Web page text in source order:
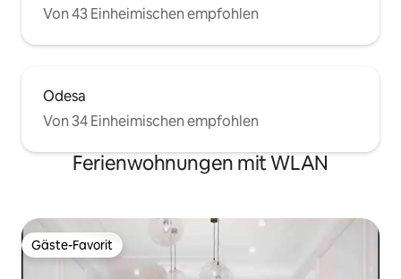
Von 43 Einheimischen empfohlen
Odesa
Von 34 Einheimischen empfohlen
Ferienwohnungen mit WLAN
Gäste-Favorit
Gäste-Favorit